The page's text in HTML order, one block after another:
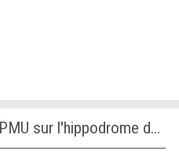
Les vidéos des courses PMU sur l'hippodrome de SON PARDO